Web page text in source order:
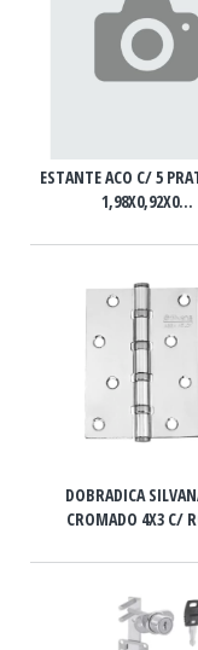
ESTANTE ACO C/ 5
1,98X0,92X0...
DOBRADICA
CROMADO 4X3 C/